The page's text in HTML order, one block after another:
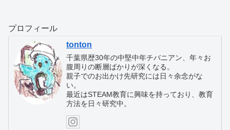
プロフィール
tonton
千葉県歴30年の中堅中年チバニアン、年々お
腹周りの断層ばかりが深くなる。
親子でのお出かけ先研究には日々余念がな
い。
最近はSTEAM教育に興味を持っており、教育
方法を日々研究中。